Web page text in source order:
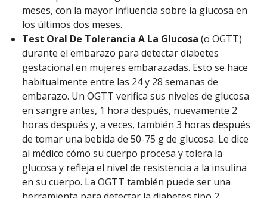
meses, con la mayor influencia sobre la glucosa en
los últimos dos meses.
Test Oral De Tolerancia A La Glucosa (o OGTT)
durante el embarazo para detectar diabetes
gestacional en mujeres embarazadas. Esto se hace
habitualmente entre las 24 y 28 semanas de
embarazo. Un OGTT verifica sus niveles de glucosa
en sangre antes, 1 hora después, nuevamente 2
horas después y, a veces, también 3 horas después
de tomar una bebida de 50-75 g de glucosa. Le dice
al médico cómo su cuerpo procesa y tolera la
glucosa y refleja el nivel de resistencia a la insulina
en su cuerpo. La OGTT también puede ser una